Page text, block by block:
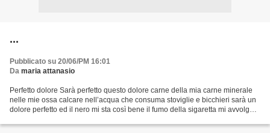
...
Pubblicato su 20/06/PM 16:01
Da maria attanasio
Perfetto dolore Sarà perfetto questo dolore carne della mia carne minerale
nelle mie ossa calcare nell’acqua che consuma stoviglie e bicchieri sarà un
dolore perfetto ed il nero mi sta così bene il fumo della sigaretta mi avvolge e